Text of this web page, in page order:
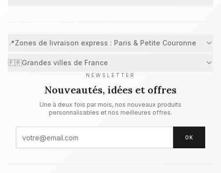
📍Zones de livraison express : Paris & Petite Couronne
🇫🇷Grandes villes de France
NEWSLETTER
Nouveautés, idées et offres
Une à deux fois par mois, nos nouveaux produits
personnalisables et nos meilleures offres.
OK